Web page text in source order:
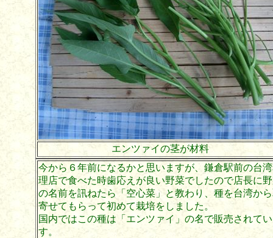
エンツァイの茎が材料
今から６年前になるかと思いますが、鎌倉駅前の台
理店で食べた時歯応えが良い野菜でしたので店長に
の名前を訊ねたら「空心菜」と教わり、種を台湾か
寄せてもらって初めて栽培をしました。
国内ではこの種は「エンツァイ」の名で販売されて
す。